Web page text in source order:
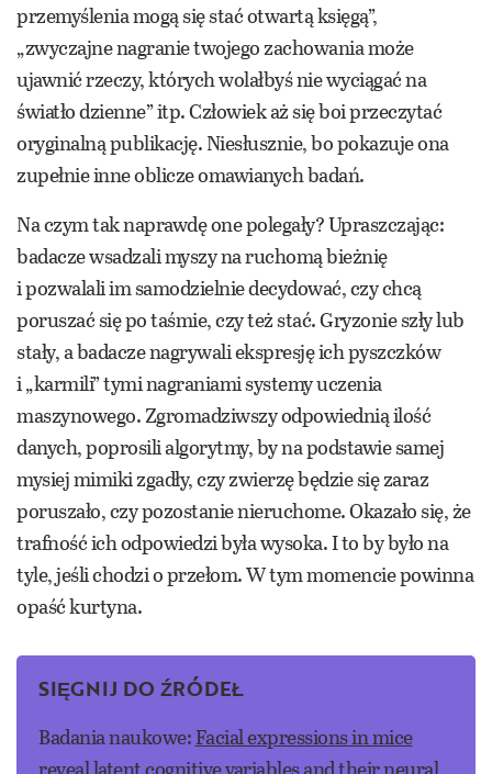
przemyślenia mogą się stać otwartą księgą”,
„zwyczajne nagranie twojego zachowania może
ujawnić rzeczy, których wolałbyś nie wyciągać na
światło dzienne” itp. Człowiek aż się boi przeczytać
oryginalną publikację. Niesłusznie, bo pokazuje ona
zupełnie inne oblicze omawianych badań.
Na czym tak naprawdę one polegały? Upraszczając:
badacze wsadzali myszy na ruchomą bieżnię
i pozwalali im samodzielnie decydować, czy chcą
poruszać się po taśmie, czy też stać. Gryzonie szły lub
stały, a badacze nagrywali ekspresję ich pyszczków
i „karmili” tymi nagraniami systemy uczenia
maszynowego. Zgromadziwszy odpowiednią ilość
danych, poprosili algorytmy, by na podstawie samej
mysiej mimiki zgadły, czy zwierzę będzie się zaraz
poruszało, czy pozostanie nieruchome. Okazało się, że
trafność ich odpowiedzi była wysoka. I to by było na
tyle, jeśli chodzi o przełom. W tym momencie powinna
opaść kurtyna.
SIĘGNIJ DO ŹRÓDEŁ
Badania naukowe:Facial expressions in mice